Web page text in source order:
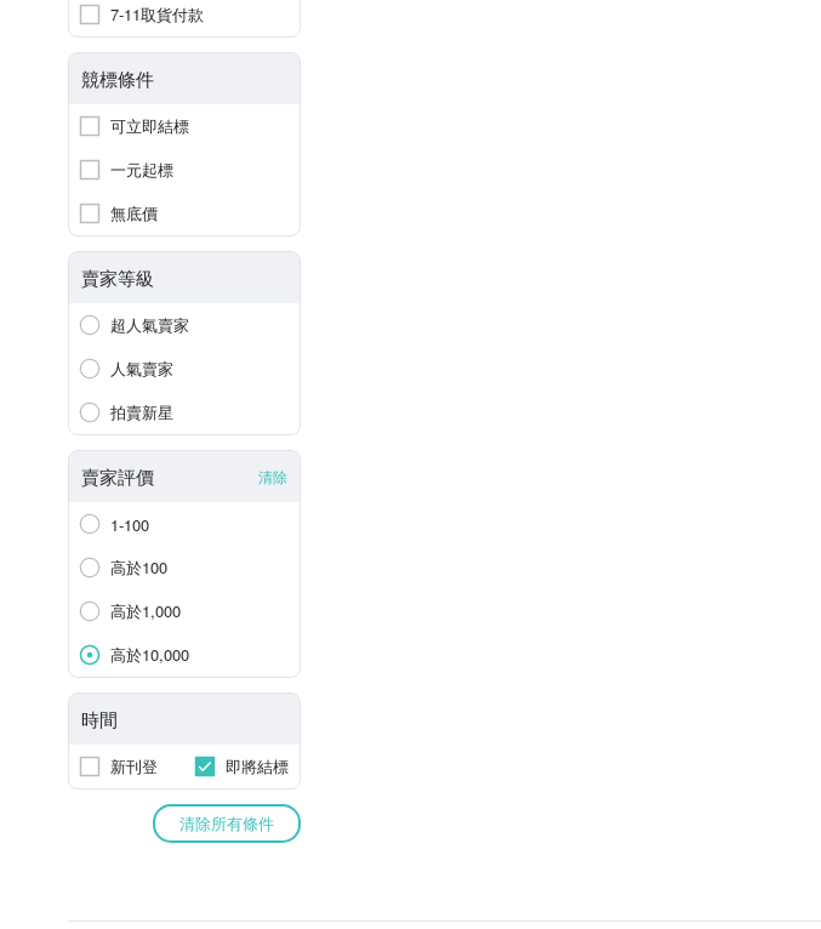
7-11取貨付款
競標條件
可立即結標
一元起標
無底價
賣家等級
超人氣賣家
人氣賣家
拍賣新星
賣家評價 清除
1-100
高於100
高於1,000
高於10,000
時間
新刊登 即將結標
清除所有條件